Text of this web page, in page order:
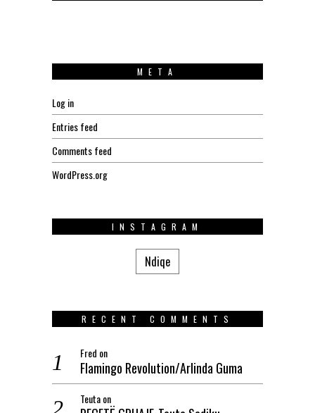
META
Log in
Entries feed
Comments feed
WordPress.org
INSTAGRAM
Ndiqe
RECENT COMMENTS
Fred on
Flamingo Revolution/Arlinda Guma
Teutaon